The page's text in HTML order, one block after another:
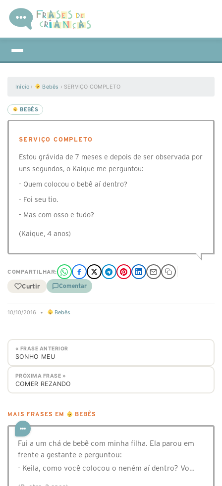
Início › Bebês › SERVIÇO COMPLETO
BEBÊS
SERVIÇO COMPLETO
Estou grávida de 7 meses e depois de ser observada por
uns segundos, o Kaique me perguntou:
- Quem colocou o bebê aí dentro?
- Foi seu tio.
- Mas com osso e tudo?
(Kaique, 4 anos)
COMPARTILHAR:
Curtir Comentar
10/10/2016 • Bebês
« FRASE ANTERIOR
SONHO MEU
PRÓXIMA FRASE »
COMER REZANDO
MAIS FRASES EM BEBÊS
Fui a um chá de bebê com minha filha. Ela parou em
frente a gestante e perguntou:
- Keila, como você colocou o neném aí dentro? Vo…